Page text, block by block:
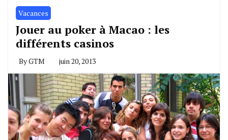
Vacances
Jouer au poker à Macao : les
différents casinos
ByGTM juin 20, 2013